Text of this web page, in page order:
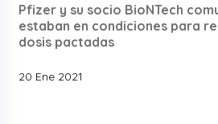
Pfizer y su socio BioNTech
estaban en condiciones para
dosis pactadas
20 Ene 2021